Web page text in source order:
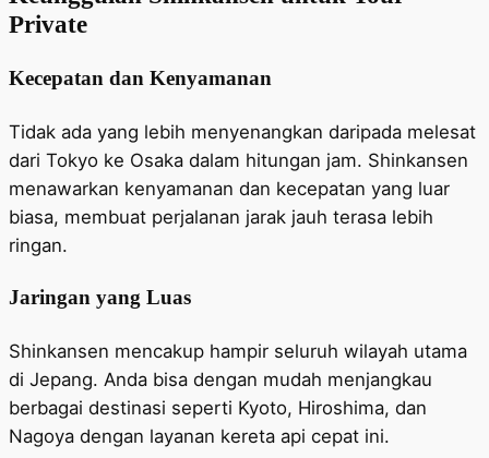
Private
Kecepatan dan Kenyamanan
Tidak ada yang lebih menyenangkan daripada melesat
dari Tokyo ke Osaka dalam hitungan jam. Shinkansen
menawarkan kenyamanan dan kecepatan yang luar
biasa, membuat perjalanan jarak jauh terasa lebih
ringan.
Jaringan yang Luas
Shinkansen mencakup hampir seluruh wilayah utama
di Jepang. Anda bisa dengan mudah menjangkau
berbagai destinasi seperti Kyoto, Hiroshima, dan
Nagoya dengan layanan kereta api cepat ini.